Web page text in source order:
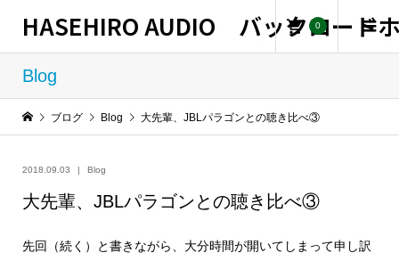
HASEHIRO AUDIO バックロード
0
Blog
ブログ Blog 大先輩、JBLパラゴンとの聴き比べ③
2018.09.03 Blog
大先輩、JBLパラゴンとの聴き比べ③
先回（続く）と書きながら、大分時間が開いてしまって申し訳